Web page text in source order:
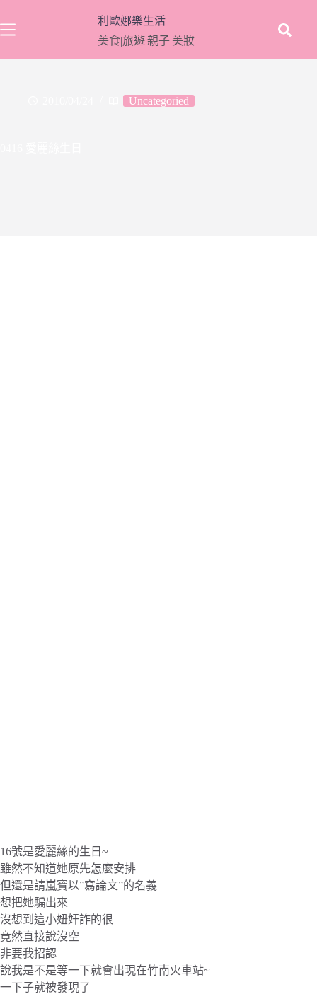
至
要
利歐娜樂生活
美食|旅遊|親子|美妝
Uncategoried
16號是愛麗絲的生日~
雖然不知道她原先怎麼安排
但還是請嵐寶以”寫論文”的名義
想把她騙出來
沒想到這小妞奸詐的很
竟然直接說沒空
非要我招認
說我是不是等一下就會出現在竹南火車站~
一下子就被發現了